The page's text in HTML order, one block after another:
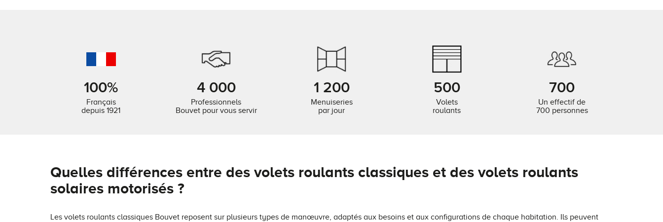
100%
Français
depuis 1921
4 000
Professionnels
Bouvet pour vous servir
1 200
Menuiseries
par jour
500
Volets
roulants
700
Un effectif de
700 personnes
Quelles différences entre des volets roulants classiques et des volets roulants
solaires motorisés ?
Les volets roulants classiques Bouvet reposent sur plusieurs types de manœuvre, adaptés aux besoins et aux configurations de chaque habitation. Ils peuvent